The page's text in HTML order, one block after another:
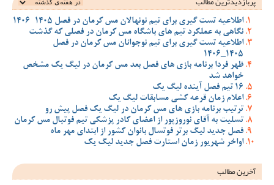
اطلاعیه تست گیری برای تیم نونهالان مس کرمان در فصل 1405-1406
نگاهی به عملکرد تیم های باشگاه مس کرمان در فصلی که گذشت
اطلاعیه تست گیری برای تیم نوجوانان مس کرمان در فصل
1405_1406
ظهر فردا برنامه بازی های فصل بعد مس کرمان در لیگ یک مشخص
خواهد شد
16 تیم فصل آینده لیگ یک
اعلام زمان قرعه کشی مسابقات لیگ یک
ترتیب برنامه بازی های مس کرمان در لیگ یک فصل پیش رو
تسلیت به آقای نوروزپور از اعضای کادر پزشکی تیم فوتبال مس کرمان
فصل جدید لیگ برتر فوتسال بانوان کشور از ابتدای مهر ماه
اواخر شهریور زمان استارت فصل جدید لیگ یک
آخرین مطالب